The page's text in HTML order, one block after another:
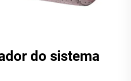
do sistema